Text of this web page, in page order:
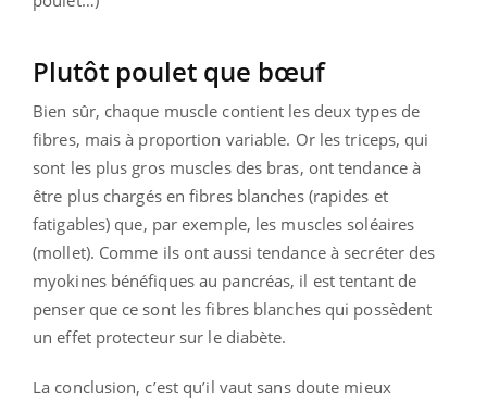
Plutôt poulet que bœuf
Bien sûr, chaque muscle contient les deux types de
fibres, mais à proportion variable. Or les triceps, qui
sont les plus gros muscles des bras, ont tendance à
être plus chargés en fibres blanches (rapides et
fatigables) que, par exemple, les muscles soléaires
(mollet). Comme ils ont aussi tendance à secréter des
myokines bénéfiques au pancréas, il est tentant de
penser que ce sont les fibres blanches qui possèdent
un effet protecteur sur le diabète.
La conclusion, c’est qu’il vaut sans doute mieux